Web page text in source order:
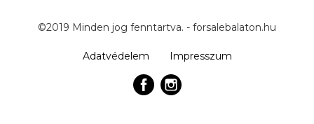
©2019 Minden jog fenntartva. - forsalebalaton.hu
Adatvédelem Impresszum